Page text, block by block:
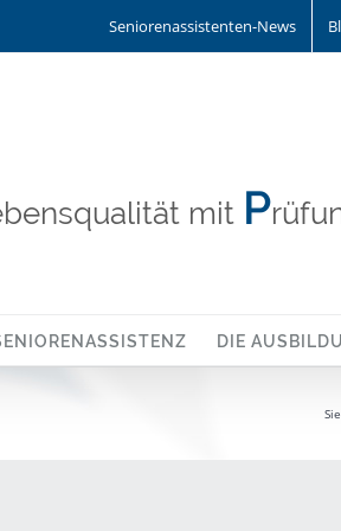
Seniorenassistenten-News
mit P
DIE